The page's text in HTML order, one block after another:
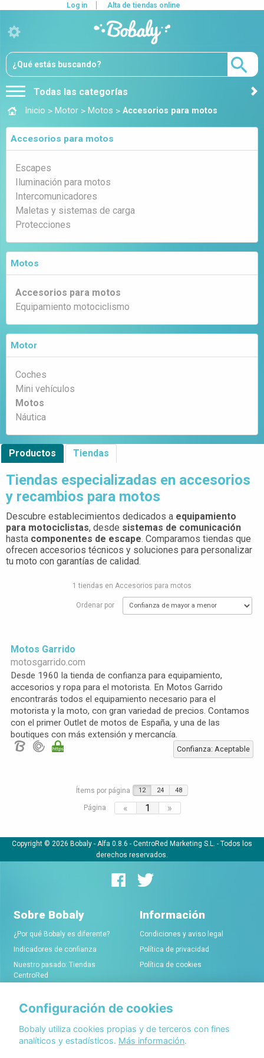
Todas las categorías
Log in Alta de tiendas online
Inicio > Motor > Motos > Accesorios para motos
Accesorios para motos
Escapes
Iluminación para motos
Intercomunicadores
Maletas y sistemas de carga
Protecciones
Motos
Accesorios para motos
Equipamiento motociclismo
Motor
Coches
Mini vehículos
Motos
Náutica
Productos Tiendas
Tiendas especializadas en accesorios
y recambios para motos
Descubre establecimientos dedicados a equipamiento
para motociclistas, desde sistemas de comunicación
hasta componentes de escape. Comparamos tiendas que
ofrecen accesorios técnicos y soluciones para personalizar
tu moto con garantías de calidad.
1 tiendas en Accesorios para motos
Ordenar por
Motos Garrido
motosgarrido.com
Desde 1960 la tienda de confianza para equipamiento,
accesorios y ropa para el motorista. En Motos Garrido
encontrarás todos el equipamiento necesario para el
motorista y la moto, con gran variedad de precios. Contamos
con el primer Outlet de motos de España, y una de las
boutiques con más extensión y mercancía.
Confianza: Aceptable
Ítems por página 12 24 48
Página « 1 »
Copyright © 2026 Bobaly - Alfa 0.8.6 - CentroRed Marketing S.L. - Todos los
derechos reservados.
Sobre Bobaly
¿Por qué Bobaly es diferente?
Indicadores de confianza
Nuestro pasado: Tiendas
CentroRed
Información
Condiciones y aviso legal
Política de privacidad
Política de cookies
Comerciantes
Alta de tiendas online
Condiciones de alta
Conócenos
Acerca de Bobaly Partners
Partner eCommerce
Configuración de cookies
Bobaly utiliza cookies propias y de terceros con fines
analíticos y estadísticos. Más información.